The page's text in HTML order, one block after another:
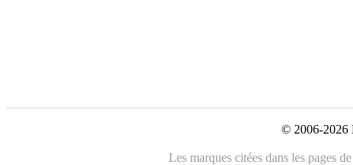
© 2006-2026
Les marques citées dans les pages